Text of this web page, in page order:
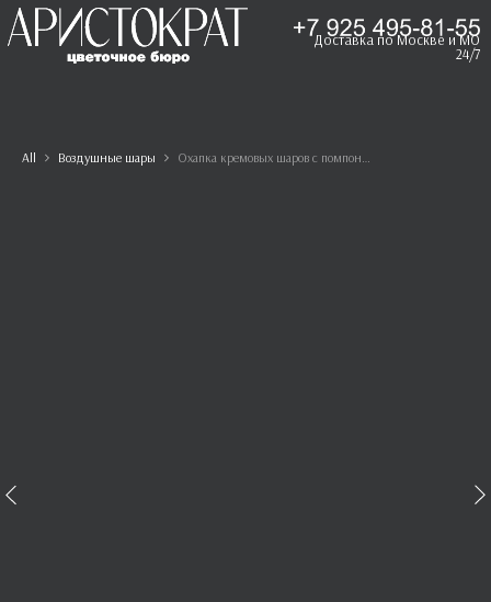
Доставка по Москве и МО
24/7
All Воздушные шары Охапка кремовых шаров с помпонами